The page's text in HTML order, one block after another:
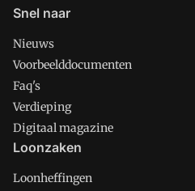
Snel naar
Nieuws
Voorbeelddocumenten
Faq's
Verdieping
Digitaal magazine
Loonzaken
Loonheffingen